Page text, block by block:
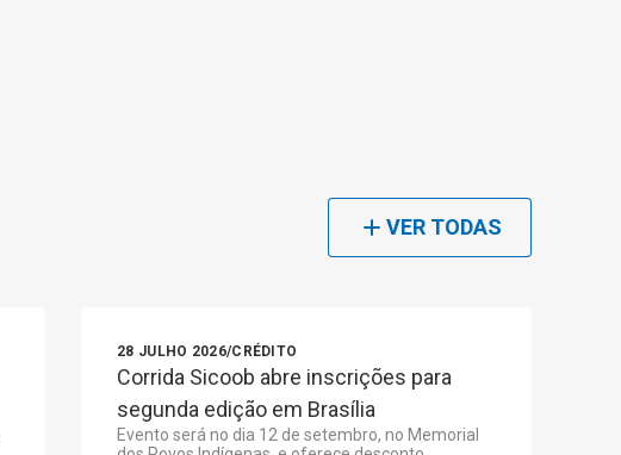
VER TODAS
28 JULHO 2026/CRÉDITO
Corrida Sicoob abre inscrições para
segunda edição em Brasília
Evento será no dia 12 de setembro, no Memorial